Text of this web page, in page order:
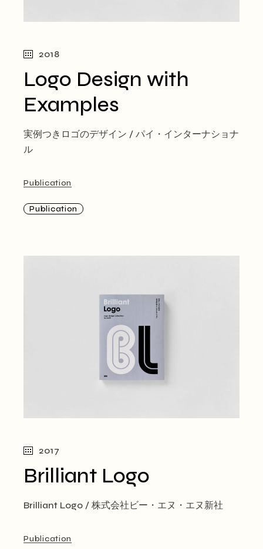
2018
Logo Design with
Examples
実例つきロゴのデザイン / パイ・インターナショナ
ル
Publication
Publication
2017
Brilliant Logo
Brilliant Logo / 株式会社ビー・エヌ・エヌ新社
Publication